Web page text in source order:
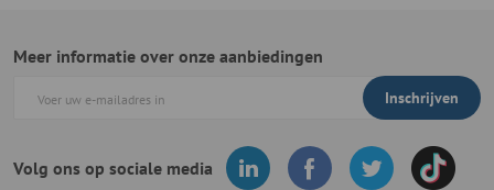
Meer informatie over onze aanbiedingen
Inschrijven
Volg ons op sociale media